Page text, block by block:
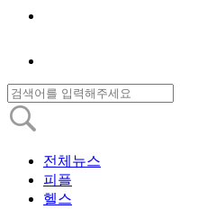
전체뉴스
피플
헬스